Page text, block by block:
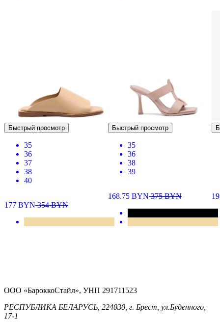
Быстрый просмотр
35
36
37
38
40
177 BYN354BYN
Быстрый просмотр
35
36
38
39
168.75 BYN375BYN
ООО «БароккоСтайл», УНП 291711523
РЕСПУБЛИКА БЕЛАРУСЬ, 224030, г. Брест, ул.Буденного,
17-1